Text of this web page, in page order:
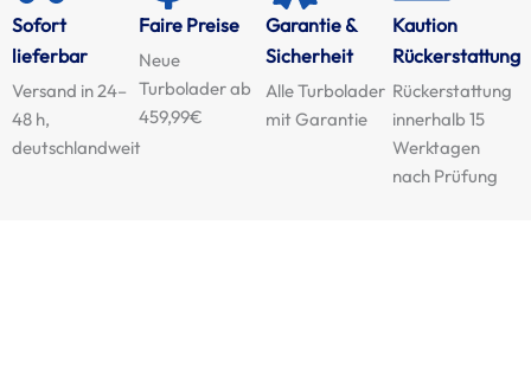
Sofort
lieferbar
Versand in 24–
48 h,
deutschlandweit
Faire Preise
Neue
Turbolader ab
459,99€
Garantie &
Sicherheit
Alle Turbolader
mit Garantie
Kaution
Rückerstattung
Rückerstattung
innerhalb 15
Werktagen
nach Prüfung